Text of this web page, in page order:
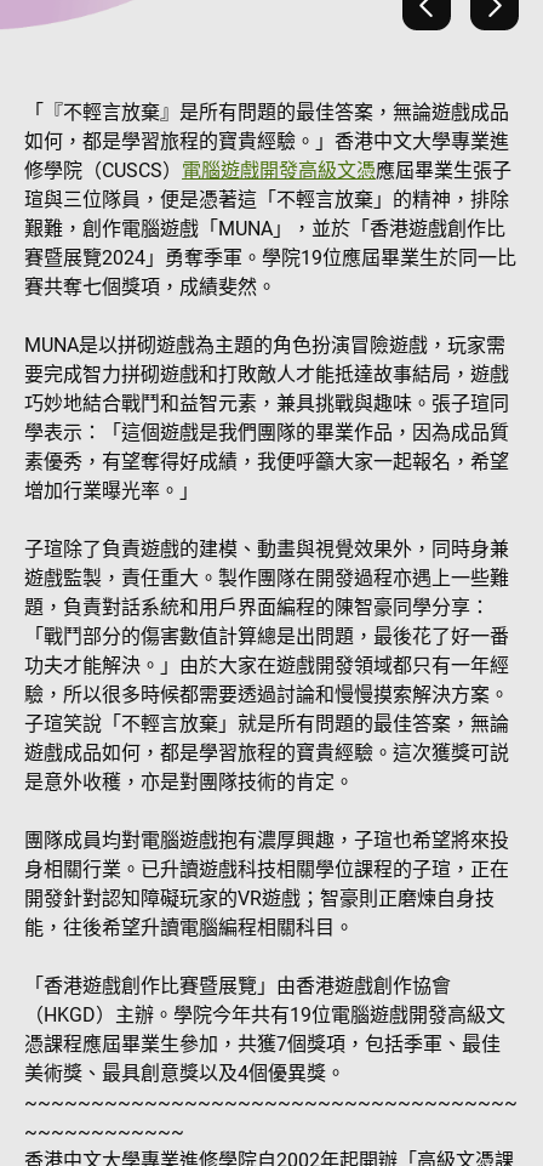
上一張 下一
「『不輕言放棄』是所有問題的最佳答案，無論遊戲成品
如何，都是學習旅程的寶貴經驗。」香港中文大學專業進
修學院（CUSCS） 電腦遊戲開發高級文憑應屆畢業生張子
瑄與三位隊員，便是憑著這「不輕言放棄」的精神，排除
艱難，創作電腦遊戲「MUNA」，並於「香港遊戲創作比
賽暨展覽2024」勇奪季軍。學院19位應屆畢業生於同一比
賽共奪七個獎項，成績斐然。
MUNA是以拼砌遊戲為主題的角色扮演冒險遊戲，玩家需
要完成智力拼砌遊戲和打敗敵人才能抵達故事結局，遊戲
巧妙地結合戰鬥和益智元素，兼具挑戰與趣味。張子瑄同
學表示：「這個遊戲是我們團隊的畢業作品，因為成品質
素優秀，有望奪得好成績，我便呼籲大家一起報名，希望
增加行業曝光率。」
子瑄除了負責遊戲的建模、動畫與視覺效果外，同時身兼
遊戲監製，責任重大。製作團隊在開發過程亦遇上一些難
題，負責對話系統和用戶界面編程的陳智豪同學分享：
「戰鬥部分的傷害數值計算總是出問題，最後花了好一番
功夫才能解決。」由於大家在遊戲開發領域都只有一年經
驗，所以很多時候都需要透過討論和慢慢摸索解決方案。
子瑄笑說「不輕言放棄」就是所有問題的最佳答案，無論
遊戲成品如何，都是學習旅程的寶貴經驗。這次獲獎可説
是意外收穫，亦是對團隊技術的肯定。
團隊成員均對電腦遊戲抱有濃厚興趣，子瑄也希望將來投
身相關行業。已升讀遊戲科技相關學位課程的子瑄，正在
開發針對認知障礙玩家的VR遊戲；智豪則正磨煉自身技
能，往後希望升讀電腦編程相關科目。
「香港遊戲創作比賽暨展覽」由香港遊戲創作協會
（HKGD）主辦。學院今年共有19位電腦遊戲開發高級文
憑課程應屆畢業生參加，共獲7個獎項，包括季軍、最佳
美術獎、最具創意獎以及4個優異獎。
~~~~~~~~~~~~~~~~~~~~~~~~~~~~~~~~~~~~~
~~~~~~~~~~~~
香港中文大學專業進修學院自2002年起開辦「高級文憑課